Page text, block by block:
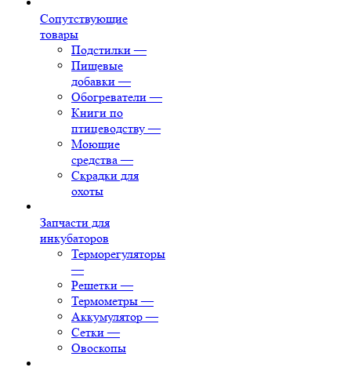
Сопутствующие
товары
Подстилки —
Пищевые
добавки —
Обогреватели —
Книги по
птицеводству —
Моющие
средства —
Скрадки для
охоты
Запчасти для
инкубаторов
Терморегуляторы
—
Решетки —
Термометры —
Аккумулятор —
Сетки —
Овоскопы